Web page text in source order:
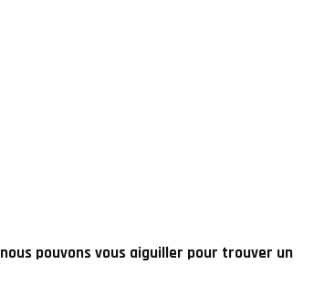
nous pouvons vous aiguiller pour trouver un